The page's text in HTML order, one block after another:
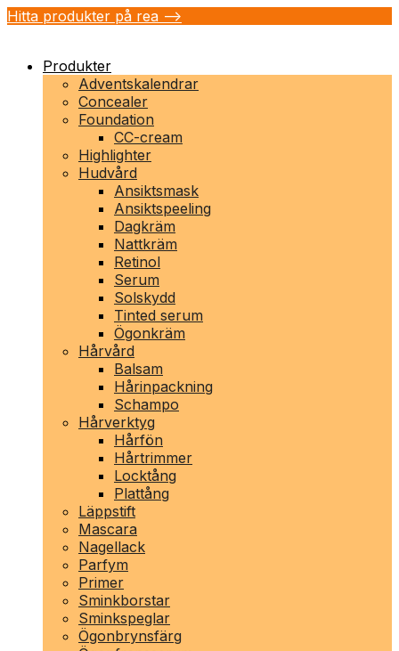
Hitta produkter på rea -->
Produkter
Adventskalendrar
Concealer
Foundation
CC-cream
Highlighter
Hudvård
Ansiktsmask
Ansiktspeeling
Dagkräm
Nattkräm
Retinol
Serum
Solskydd
Tinted serum
Ögonkräm
Hårvård
Balsam
Hårinpackning
Schampo
Hårverktyg
Hårfön
Hårtrimmer
Locktång
Plattång
Läppstift
Mascara
Nagellack
Parfym
Primer
Sminkborstar
Sminkspeglar
Ögonbrynsfärg